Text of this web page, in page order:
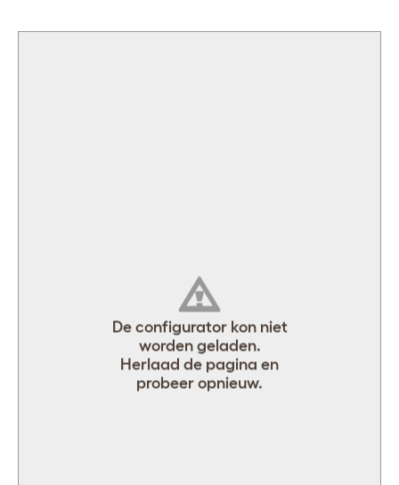
De configurator kon niet
worden geladen.
Herlaad de pagina en
probeer opnieuw.